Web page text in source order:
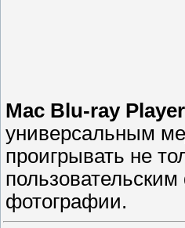
Mac Blu-ray Player
универсальным
проигрывать не
фотографии.